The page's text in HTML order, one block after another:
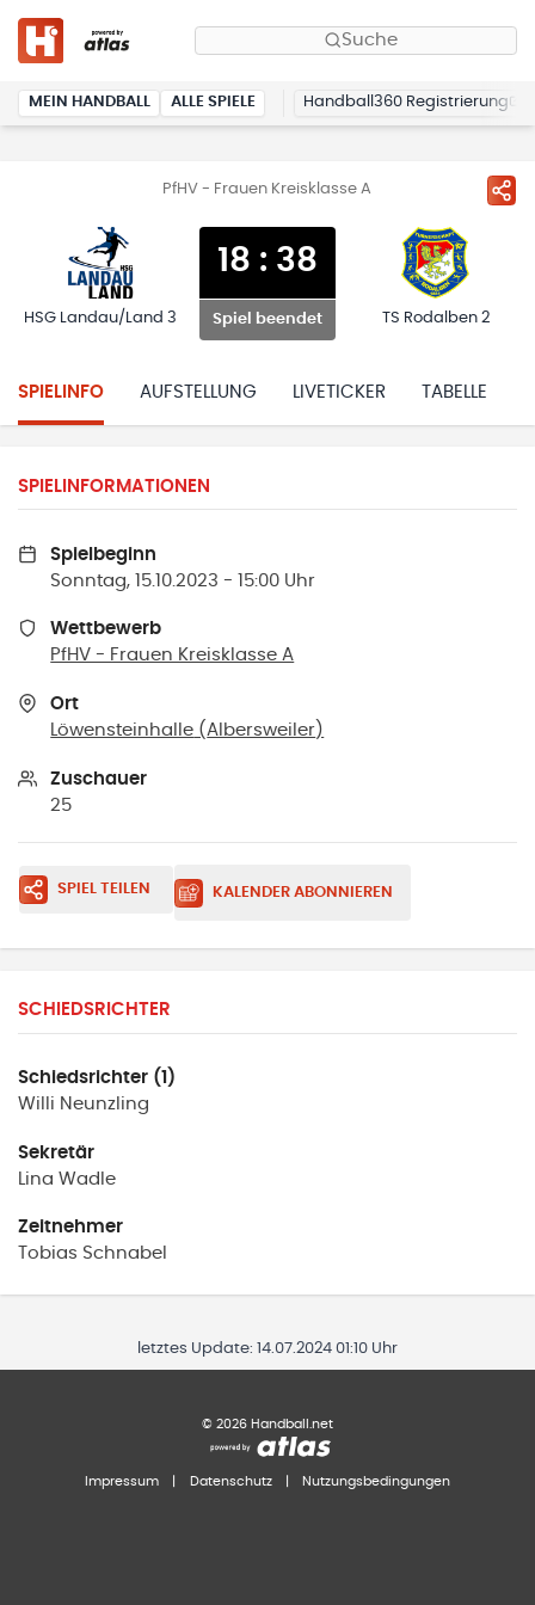
Suche
MEIN HANDBALL ALLE SPIELE Handball360 Registrierung
PfHV - Frauen Kreisklasse A
HSG Landau/Land 3
18 : 38
Spiel beendet TS Rodalben 2
SPIELINFO AUFSTELLUNG LIVETICKER TABELLE
SPIELINFORMATIONEN
Spielbeginn
Sonntag, 15.10.2023 - 15:00 Uhr
Wettbewerb
PfHV - Frauen Kreisklasse A
Ort
Löwensteinhalle (Albersweiler)
Zuschauer
25
SPIEL TEILEN KALENDER ABONNIEREN
SCHIEDSRICHTER
Schiedsrichter (1)
Willi Neunzling
Sekretär
Lina Wadle
Zeitnehmer
Tobias Schnabel
letztes Update: 14.07.2024 01:10 Uhr
© 2026 Handball.net
Impressum Datenschutz Nutzungsbedingungen